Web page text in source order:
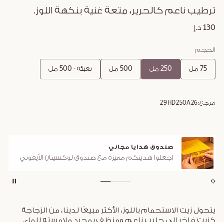
ترطيب ناعم كالحرير، متعة غنية بنكهة اللوز.
130 د.إ
الحجم
75 مل 250 مل 500 مل تعبئة - 500 مل
مرجع:29HD250A26
صندوق هدايا مجاني
اجعلوا هديتكم مميزة مع صندوق لوكسيتان الأيقوني
يتحول زيت الاستحمام باللوز، الأكثر مبيعًا لدينا، من الزجاجة
كزيت فاخر إلى حليب ناعم ومنظف بمجرد ملامسته للماء.